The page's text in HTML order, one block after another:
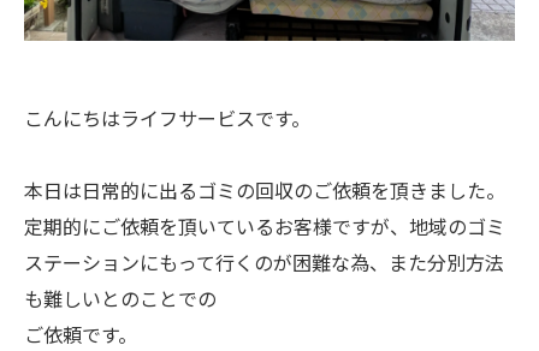
こんにちはライフサービスです。
本日は日常的に出るゴミの回収のご依頼を頂きました。
定期的にご依頼を頂いているお客様ですが、地域のゴミ
ステーションにもって行くのが困難な為、また分別方法
も難しいとのことでの
ご依頼です。